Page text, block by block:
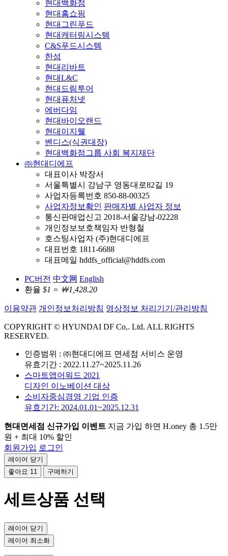
현대백화점
현대홈쇼핑
현대그린푸드
현대캐터링시스템
C&S푸드시스템
한섬
현대리바트
현대L&C
현대드림투어
현대퓨처넷
에버다임
현대바이오랜드
현대이지웰
벤디스(식권대장)
현대백화점그룹 사회 복지재단
㈜현대디에프
대표이사 박장서
서울특별시 강남구 영동대로82길 19
사업자등록번호 850-88-00325
사업자정보확인 판매자별 사업자 정보
통신판매업신고 2018-서울강남-02228
개인정보보호책임자 반형철
호스팅사업자 (주)현대디에프
대표번호 1811-6688
대표메일 hddfs_official@hddfs.com
PC버전 中文网 English
환율 $1 = ￦1,428.20
이용약관 개인정보처리방침 영상정보 처리기기/관리방침
COPYRIGHT © HYUNDAI DF Co,. Ltd. ALL RIGHTS
RESERVED.
인증범위 : ㈜현대디에프 면세점 서비스 운영
유효기간 : 2022.11.27~2025.11.26
스마트앱어워드 2021
디자인 이노베이션 대상
소비자중심경영 기업 인증
유효기간: 2024.01.01~2025.12.31
현대면세점 신규가입 이벤트 지금 가입 하면 H.oney 총 1.5만
원 + 최대 10% 할인
회원가입 로그인
레이어 닫기
좋아요 11 구매하기
세트상품 선택
레이어 닫기
레이어 최소화